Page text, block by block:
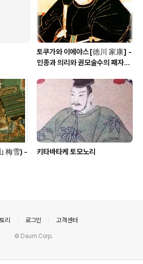
토쿠가와 이에야스[徳川 家康] -
인종과 의리와 권모술수의 패자
梅雪) -
키타바타케 토모노리
리 로그인 고객센터
© Daum Corp.